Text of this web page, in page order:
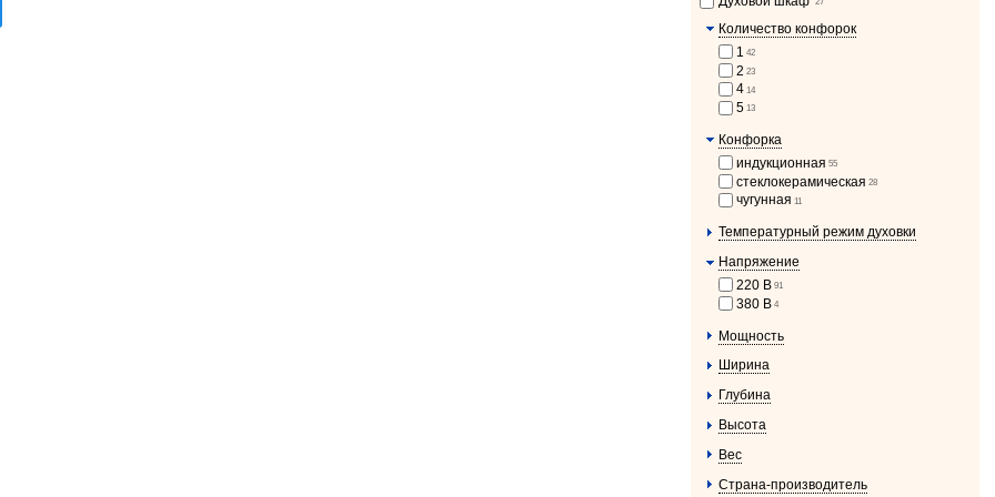
Количество конфорок
1 42
2 23
4 14
5 13
Конфорка
индукционная 55
стеклокерамическая 28
чугунная 11
Температурный режим духовки
Напряжение
220 В 91
380 В 4
Мощность
Ширина
Глубина
Высота
Вес
Страна-производитель